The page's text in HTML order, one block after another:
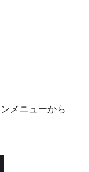
メニューから